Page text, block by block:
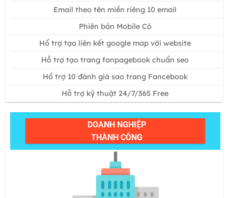
Email theo tên miền riêng 10 email
Phiên bản Mobile Có
Hổ trợ tạo liên kết google map với website
Hỗ trợ tạo trang fanpagebook chuẩn seo
Hổ trợ 10 đánh giá sao trang Fancebook
Hỗ trợ kỹ thuật 24/7/365 Free
DOANH NGHIỆP
THÀNH CÔNG